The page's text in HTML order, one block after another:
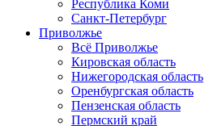
Республика Коми
Санкт-Петербург
Приволжье
Всё Приволжье
Кировская область
Нижегородская область
Оренбургская область
Пензенская область
Пермский край